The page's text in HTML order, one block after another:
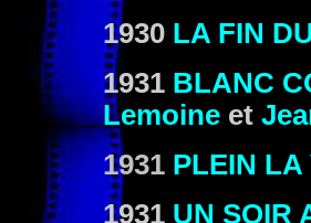
1930 LA FIN
1931 BLANC
Lemoine et
1931 PLEIN LA
1931 UN SOIR